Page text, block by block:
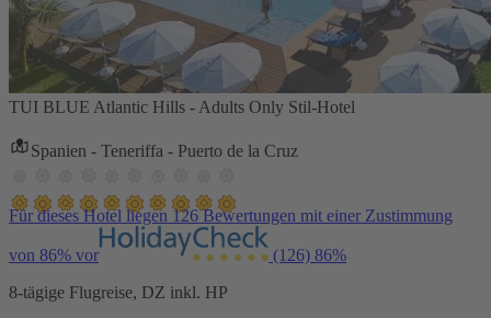
TUI BLUE Atlantic Hills - Adults Only Stil-Hotel
Spanien - Teneriffa - Puerto de la Cruz
Für dieses Hotel liegen 126 Bewertungen mit einer Zustimmung
von 86% vor (126) 86%
8-tägige Flugreise, DZ inkl. HP